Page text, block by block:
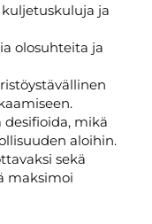
ja
olosuhteita ja
desifioida, mikä
aloihin.
sekä
maksimoi